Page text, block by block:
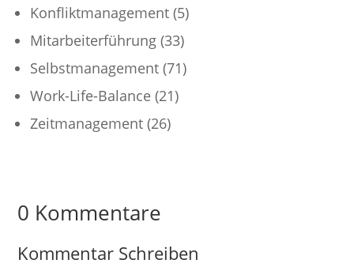
Konfliktmanagement (5)
Mitarbeiterführung (33)
Selbstmanagement (71)
Work-Life-Balance (21)
Zeitmanagement (26)
0 Kommentare
Kommentar Schreiben